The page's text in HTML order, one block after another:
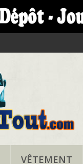
VÊTEMENT